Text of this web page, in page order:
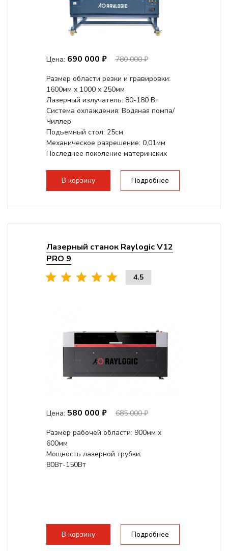
Цена: 690 000 ₽
780 000 ₽
Размер области резки и гравировки:
1600мм х 1000 х 250мм
Лазерный излучатель: 80-180 Вт
Система охлаждения: Водяная помпа/
Чиллер
Подъемный стол: 25см
Механическое разрешение: 0,01мм
Последнее поколение материнских
В корзину Подробнее
Лазерный станок Raylogic V12
PRO 9
4.5
Цена: 580 000 ₽
685 000 ₽
Размер рабочей области: 900мм х
600мм
Мощность лазерной трубки:
80Вт-150Вт
В корзину Подробнее